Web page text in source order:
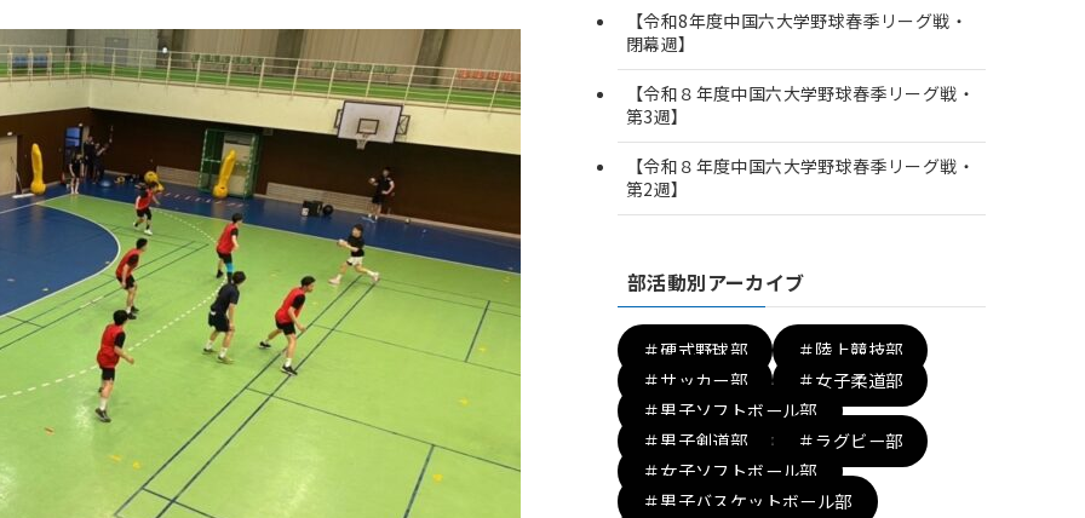
【令和8年度中国六大学野球春季リーグ戦・
閉幕週】
【令和８年度中国六大学野球春季リーグ戦・
第3週】
【令和８年度中国六大学野球春季リーグ戦・
第2週】
部活動別アーカイブ
＃硬式野球部
＃陸上競技部
＃サッカー部
＃女子柔道部
＃男子ソフトボール部
＃男子剣道部
＃ラグビー部
＃女子ソフトボール部
＃男子バスケットボール部